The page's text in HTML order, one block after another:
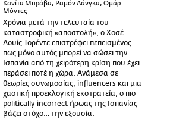
Κανίτα Μπράβα, Ραμόν Λάνγκα, Ομάρ
Μόντες
Χρόνια μετά την τελευταία του
καταστροφική «αποστολή», ο Χοσέ
Λουίς Τορέντε επιστρέφει πεπεισμένος
πως μόνο αυτός μπορεί να σώσει την
Ισπανία από τη χειρότερη κρίση που έχει
περάσει ποτέ η χώρα. Ανάμεσα σε
θεωρίες συνωμοσίας, influencers και μια
χαοτική προεκλογική εκστρατεία, ο πιο
politically incorrect ήρωας της Ισπανίας
βάζει στόχο… την εξουσία.